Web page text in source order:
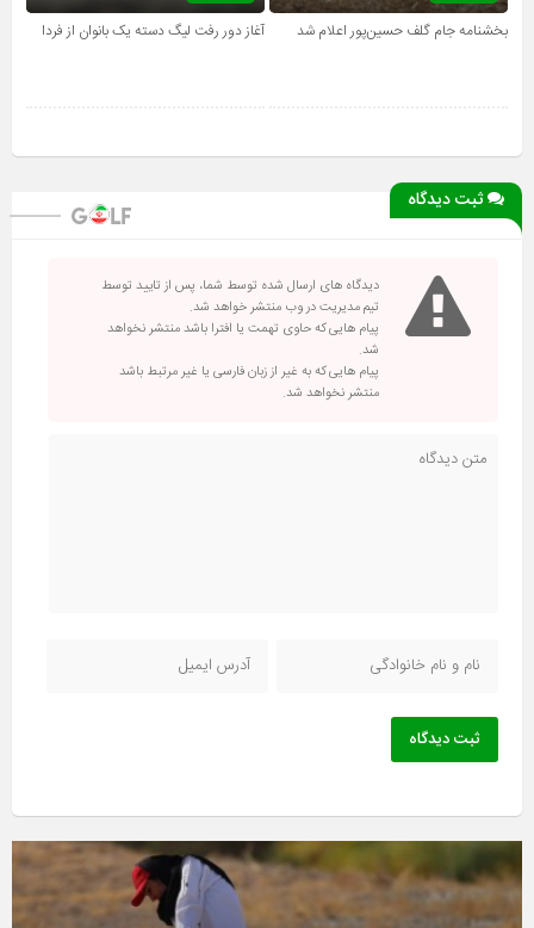
بخشنامه جام گلف حسین‌پور اعلام شد آغاز دور رفت لیگ دسته یک بانوان از فردا
ثبت دیدگاه
دیدگاه های ارسال شده توسط شما، پس از تایید توسط
تیم مدیریت در وب منتشر خواهد شد.
پیام هایی که حاوی تهمت یا افترا باشد منتشر نخواهد
شد.
پیام هایی که به غیر از زبان فارسی یا غیر مرتبط باشد
منتشر نخواهد شد.
ثبت دیدگاه